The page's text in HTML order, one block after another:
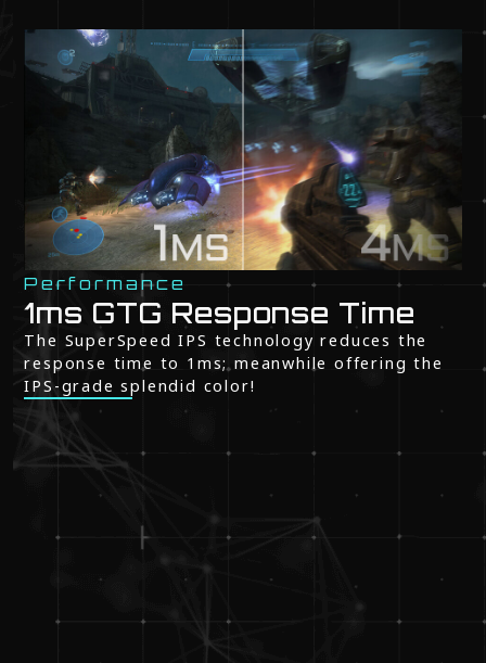
Performance
1ms GTG Response Time
The SuperSpeed IPS technology reduces the
response time to 1ms; meanwhile offering the
IPS-grade splendid color!